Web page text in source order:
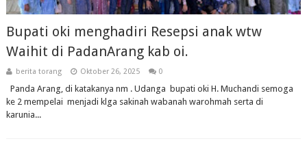
Bupati oki menghadiri Resepsi anak wtw
Waihit di PadanArang kab oi.
berita torang Oktober 26, 2025 0
Panda Arang, di katakanya nm . Udanga bupati oki H. Muchandi semoga
ke 2 mempelai menjadi klga sakinah wabanah warohmah serta di
karunia...